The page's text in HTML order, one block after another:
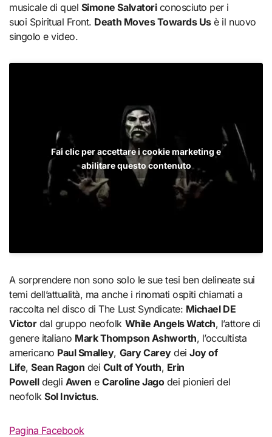
musicale di quel Simone Salvatoriconosciuto per i
suoi Spiritual Front. Death Moves Towards Usè il nuovo
singolo e video.
Fai clic per accettare i cookie marketing e
abilitare questo contenuto
A sorprendere non sono solo le sue tesi ben delineate sui
temi dell’attualità, ma anche i rinomati ospiti chiamati a
raccolta nel disco di The Lust Syndicate: Michael DE
Victordal gruppo neofolk While Angels Watch, l’attore di
genere italiano Mark Thompson Ashworth, l’occultista
americano Paul Smalley, Gary CareydeiJoy of
Life,Sean Ragon dei Cult of Youth, Erin
Powelldegli Awen eCaroline Jagodei pionieri del
neofolkSol Invictus.
Pagina Facebook